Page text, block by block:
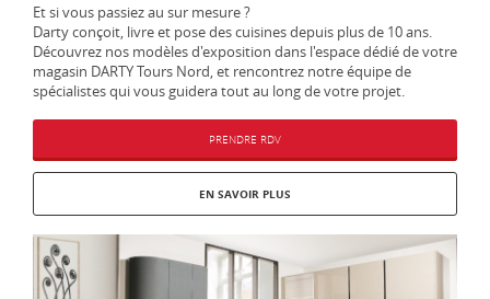
Et si vous passiez au sur mesure ?
Darty conçoit, livre et pose des cuisines depuis plus de 10 ans.
Découvrez nos modèles d'exposition dans l'espace dédié de votre
magasin DARTY Tours Nord, et rencontrez notre équipe de
spécialistes qui vous guidera tout au long de votre projet.
PRENDRE RDV
EN SAVOIR PLUS